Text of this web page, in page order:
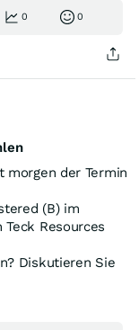
0 0
morgen der Termin
(B) im
Resources
Diskutieren Sie